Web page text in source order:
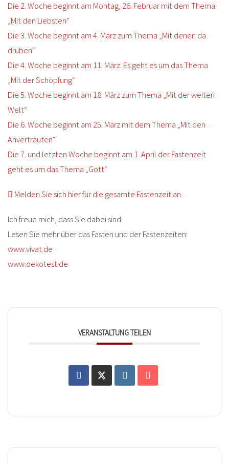
Die 2. Woche beginnt am Montag, 26. Februar mit dem Thema:
„Mit den Liebsten“
Die 3. Woche beginnt am 4. März zum Thema „Mit denen da
drüben“
Die 4. Woche beginnt am 11. März. Es geht es um das Thema
„Mit der Schöpfung“
Die 5. Woche beginnt am 18. März zum Thema „Mit der weiten
Welt“
Die 6. Woche beginnt am 25. März mit dem Thema „Mit den
Anvertrauten“
Die 7. und letzten Woche beginnt am 1. April der Fastenzeit
geht es um das Thema „Gott“
Melden Sie sich hier für die gesamte Fastenzeit an
Ich freue mich, dass Sie dabei sind.
Lesen Sie mehr über das Fasten und der Fastenzeiten:
www.vivat.de
www.oekotest.de
VERANSTALTUNG TEILEN